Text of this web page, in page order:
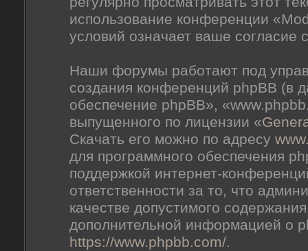
использование конференции
условий означает ваше согласие
Наши форумы работают под
создания конференций phpBB (в
обеспечение phpBB»,
выпущенного по лицензии «
Скачать его можно по адресу
для программного обеспечения
поддержкой интернет-
ответственности за то, что
качестве допустимого
дополнительной информацией о
https://www.phpbb.com/.